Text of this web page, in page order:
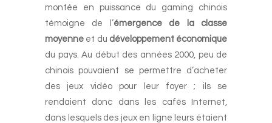
montée en puissance du gaming chinois
témoigne de l’émergence de la classe
moyenne et du développement économique
du pays. Au début des années 2000, peu de
chinois pouvaient se permettre d’acheter
des jeux vidéo pour leur foyer ; ils se
rendaient donc dans les cafés Internet,
dans lesquels des jeux en ligne leurs étaient